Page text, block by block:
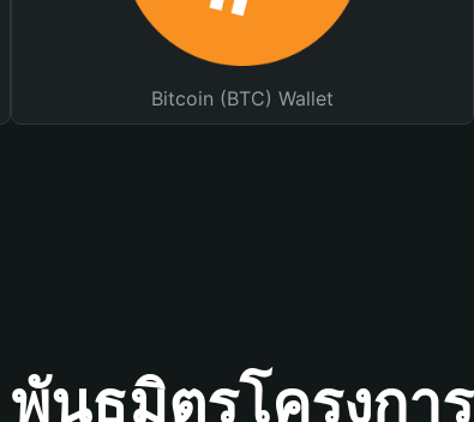
Bitcoin (BTC) Wallet
พันธมิตรโครงการ